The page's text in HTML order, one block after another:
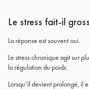
Le stress fait-il
La réponse est souvent oui.
Le stress chronique agit sur
la régulation du poids.
Lorsqu’il devient prolongé, il